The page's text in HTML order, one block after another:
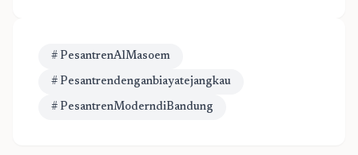
# PesantrenAlMasoem
# Pesantrendenganbiayatejangkau
# PesantrenModerndiBandung